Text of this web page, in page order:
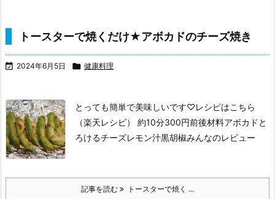
トースターで焼くだけ★アボカドのチーズ焼き
 2024年6月5日  健康料理
とっても簡単で美味しいです♡レシピはこちら
（楽天レシピ）
約10分300円前後材料アボカド と
ろけるチーズレモン汁黒胡椒みんなのレビュー
記事を読む トースターで焼く ...